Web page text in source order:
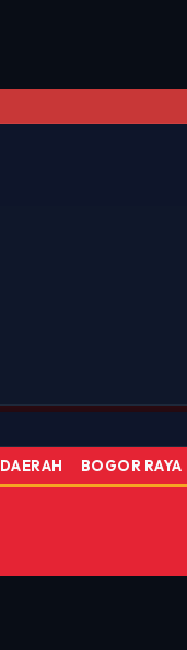
DAERAH BOGOR RAYA